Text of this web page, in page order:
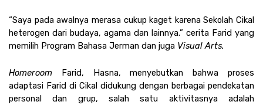
“Saya pada awalnya merasa cukup kaget karena Sekolah Cikal
heterogen dari budaya, agama dan lainnya.” cerita Farid yang
memilih Program Bahasa Jerman dan juga Visual Arts.
Homeroom Farid, Hasna, menyebutkan bahwa proses
adaptasi Farid di Cikal didukung dengan berbagai pendekatan
personal dan grup, salah satu aktivitasnya adalah